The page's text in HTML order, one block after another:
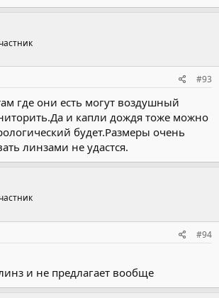
#93
где они есть могут воздушный
и капли дождя тоже можно
будет.Размеры очень
линзами не удастся.
#94
и не предлагает вообще